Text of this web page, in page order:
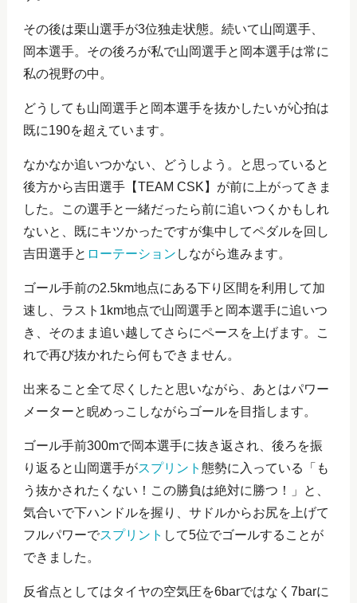
その後は栗山選手が3位独走状態。続いて山岡選手、
岡本選手。その後ろが私で山岡選手と岡本選手は常に
私の視野の中。
どうしても山岡選手と岡本選手を抜かしたいが心拍は
既に190を超えています。
なかなか追いつかない、どうしよう。と思っていると
後方から吉田選手【TEAM CSK】が前に上がってきま
した。この選手と一緒だったら前に追いつくかもしれ
ないと、既にキツかったですが集中してペダルを回し
吉田選手と ローテーション しながら進みます。
ゴール手前の2.5km地点にある下り区間を利用して加
速し、ラスト1km地点で山岡選手と岡本選手に追いつ
き、そのまま追い越してさらにペースを上げます。こ
れで再び抜かれたら何もできません。
出来ること全て尽くしたと思いながら、あとはパワー
メーターと睨めっこしながらゴールを目指します。
ゴール手前300mで岡本選手に抜き返され、後ろを振
り返ると山岡選手がスプリント 態勢に入っている「も
う抜かされたくない！この勝負は絶対に勝つ！」と、
気合いで下ハンドルを握り、サドルからお尻を上げて
フルパワーでスプリント して5位でゴールすることが
できました。
反省点としてはタイヤの空気圧を6barではなく7barに